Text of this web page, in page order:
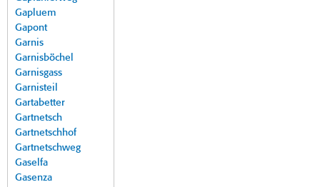
Gapluem
Gapont
Garnis
Garnisböchel
Garnisgass
Garnisteil
Gartabetter
Gartnetsch
Gartnetschhof
Gartnetschweg
Gaselfa
Gasenza